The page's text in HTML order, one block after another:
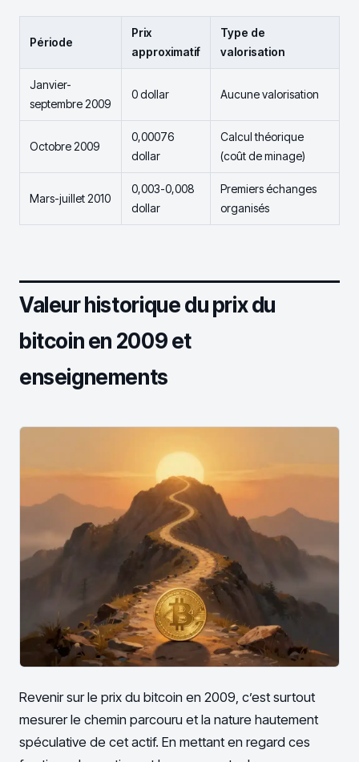
Période
Prix
approximatif
Type de
valorisation
Janvier-
septembre 2009
0 dollar Aucune valorisation
Octobre 2009
0,00076
dollar
Calcul théorique
(coût de minage)
Mars-juillet 2010
0,003-0,008
dollar
Premiers échanges
organisés
Valeur historique du prix du
bitcoin en 2009 et
enseignements
Revenir sur le prix du bitcoin en 2009, c’est surtout
mesurer le chemin parcouru et la nature hautement
spéculative de cet actif. En mettant en regard ces